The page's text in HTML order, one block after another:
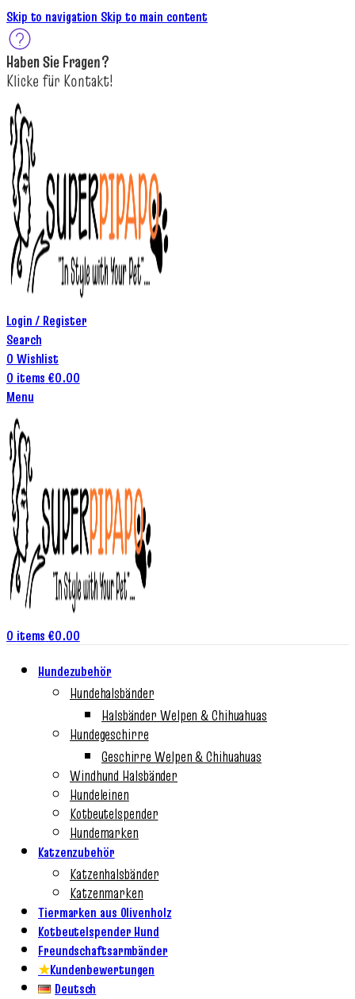
Skip to navigation Skip to main content
Haben SieFragen?
Klicke für Kontakt!
Login / Register
Search
0 Wishlist
0 items €0.00
Menu
0 items €0.00
Hundezubehör
Hundehalsbänder
Halsbänder Welpen & Chihuahuas
Hundegeschirre
Geschirre Welpen & Chihuahuas
Windhund Halsbänder
Hundeleinen
Kotbeutelspender
Hundemarken
Katzenzubehör
Katzenhalsbänder
Katzenmarken
Tiermarken aus Olivenholz
Kotbeutelspender Hund
Freundschaftsarmbänder
★Kundenbewertungen
Deutsch